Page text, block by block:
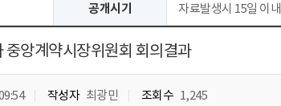
공개시기 자료발생시 15일 이내
중앙계약시장위원회 회의결과
작성자 최광민 조회수 1,245